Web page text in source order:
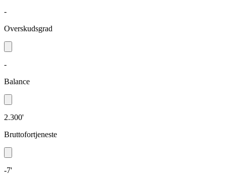
-
Overskudsgrad
-
Balance
2.300'
Bruttofortjeneste
-7'